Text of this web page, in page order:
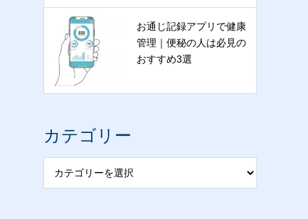
お通じ記録アプリで健康
管理｜便秘の人は必見の
おすすめ3選
カテゴリー